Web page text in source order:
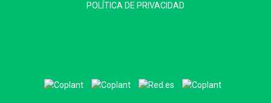
POLÍTICA DE PRIVACIDAD